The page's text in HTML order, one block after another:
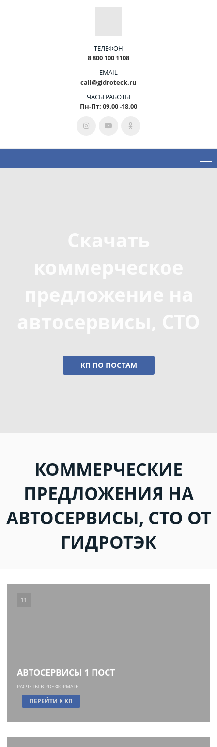
ТЕЛЕФОН
8 800 100 1108
EMAIL
call@gidroteck.ru
ЧАСЫ РАБОТЫ
Пн-Пт: 09.00 -18.00
КП ПО ПОСТАМ
КОММЕРЧЕСКИЕ
ПРЕДЛОЖЕНИЯ НА
АВТОСЕРВИСЫ, СТО ОТ
ГИДРОТЭК
11
АВТОСЕРВИСЫ 1 ПОСТ
РАСЧЁТЫ В PDF ФОРМАТЕ
ПЕРЕЙТИ К КП